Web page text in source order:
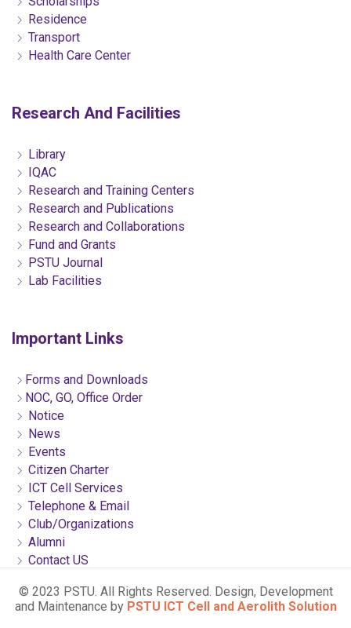
Residence
Transport
Health Care Center
Research And Facilities
Library
IQAC
Research and Training Centers
Research and Publications
Research and Collaborations
Fund and Grants
PSTU Journal
Lab Facilities
Important Links
Forms and Downloads
NOC, GO, Office Order
Notice
News
Events
Citizen Charter
ICT Cell Services
Telephone & Email
Club/Organizations
Alumni
Contact US
© 2023 PSTU. All Rights Reserved. Design, Development
and Maintenance by PSTU ICT Cell and Aerolith Solution